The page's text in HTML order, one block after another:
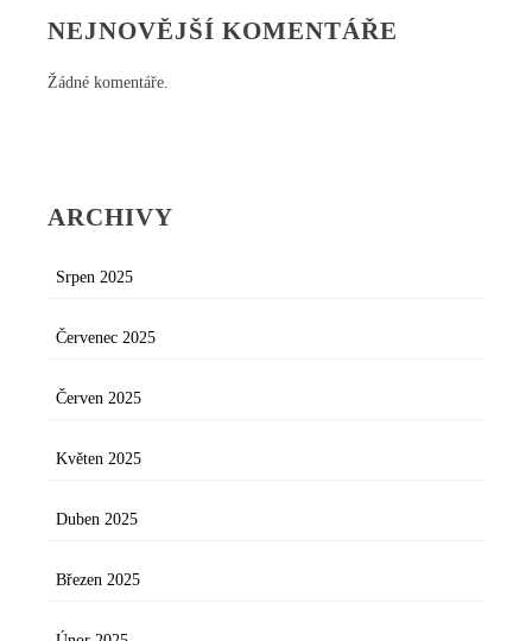
NEJNOVĚJŠÍ KOMENTÁŘE
Žádné komentáře.
ARCHIVY
Srpen 2025
Červenec 2025
Červen 2025
Květen 2025
Duben 2025
Březen 2025